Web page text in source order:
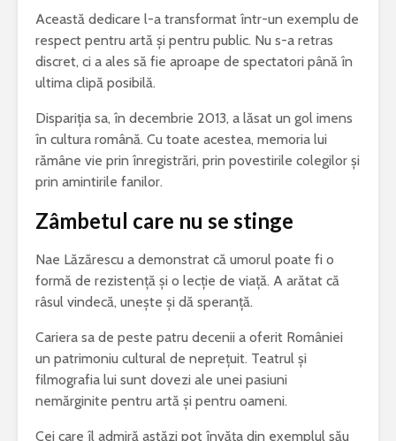
Această dedicare l-a transformat într-un exemplu de
respect pentru artă și pentru public. Nu s-a retras
discret, ci a ales să fie aproape de spectatori până în
ultima clipă posibilă.
Dispariția sa, în decembrie 2013, a lăsat un gol imens
în cultura română. Cu toate acestea, memoria lui
rămâne vie prin înregistrări, prin povestirile colegilor și
prin amintirile fanilor.
Zâmbetul care nu se stinge
Nae Lăzărescu a demonstrat că umorul poate fi o
formă de rezistență și o lecție de viață. A arătat că
râsul vindecă, unește și dă speranță.
Cariera sa de peste patru decenii a oferit României
un patrimoniu cultural de neprețuit. Teatrul și
filmografia lui sunt dovezi ale unei pasiuni
nemărginite pentru artă și pentru oameni.
Cei care îl admiră astăzi pot învăța din exemplul său